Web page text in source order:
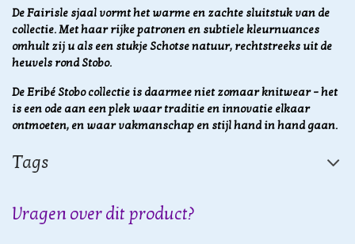
De Fairisle sjaal vormt het warme en zachte sluitstuk van de
collectie. Met haar rijke patronen en subtiele kleurnuances
omhult zij u als een stukje Schotse natuur, rechtstreeks uit de
heuvels rond Stobo.
De Eribé Stobo collectie is daarmee niet zomaar knitwear – het
is een ode aan een plek waar traditie en innovatie elkaar
ontmoeten, en waar vakmanschap en stijl hand in hand gaan.
Tags
Vragen over dit product?